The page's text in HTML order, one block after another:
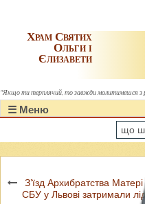
Храм Святих
Ольги і
Єлизавети
"Якщо ти терплячий, то завжди молитимешся з
З’їзд Архибратства
СБУ у Львові затримали